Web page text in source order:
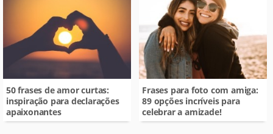
50 frases de amor curtas:
inspiração para declarações
apaixonantes
Frases para foto com amiga:
89 opções incríveis para
celebrar a amizade!